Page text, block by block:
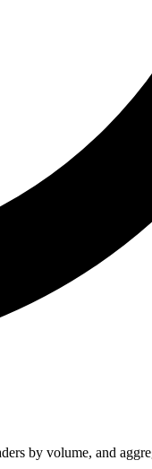
by volume, and